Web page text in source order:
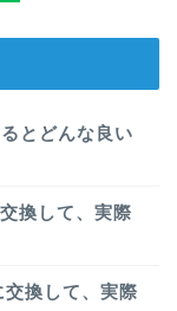
とどんな良い
換して、実際
換して、実際